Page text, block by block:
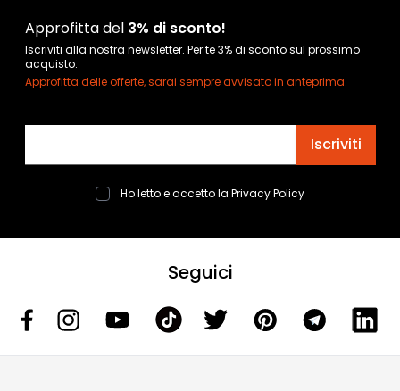
Approfitta del 3% di sconto!
Iscriviti alla nostra newsletter. Per te 3% di sconto sul prossimo
acquisto.
Approfitta delle offerte, sarai sempre avvisato in anteprima.
Iscriviti
Ho letto e accetto la Privacy Policy
Seguici